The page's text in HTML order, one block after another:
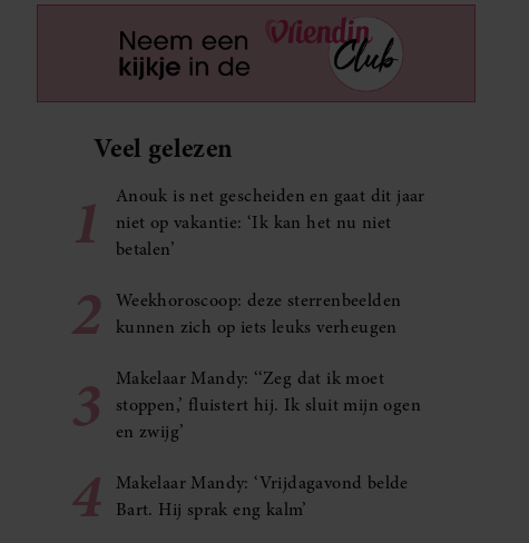
Veel gelezen
1
Anouk is net gescheiden en gaat dit jaar
niet op vakantie: ‘Ik kan het nu niet
betalen’
2
Weekhoroscoop: deze sterrenbeelden
kunnen zich op iets leuks verheugen
3
Makelaar Mandy: ‘‘Zeg dat ik moet
stoppen,’ fluistert hij. Ik sluit mijn ogen
en zwijg’
4
Makelaar Mandy: ‘Vrijdagavond belde
Bart. Hij sprak eng kalm’